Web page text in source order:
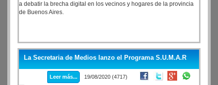
a debatir la brecha digital en los vecinos y hogares de la provincia
de Buenos Aires.
La Secretaria de Medios lanzo el Programa S.U.M.A.R
Leer más... 19/08/2020 (4717)